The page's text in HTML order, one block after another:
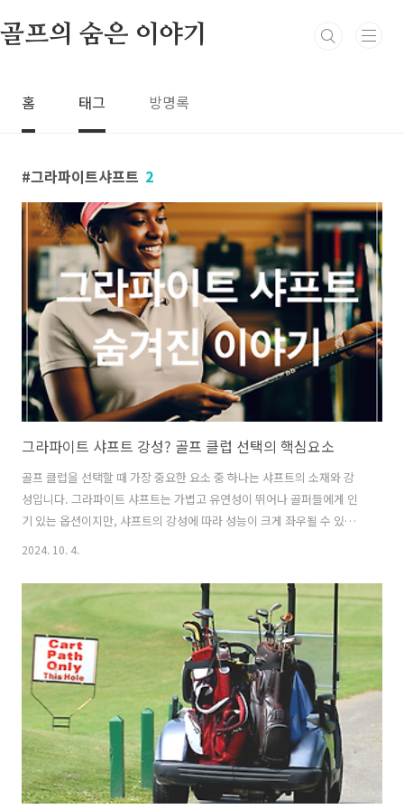
골프의 숨은 이야기
홈 태그 방명록
그라파이트샤프트 2
그라파이트 샤프트 강성? 골프 클럽 선택의 핵심요소
골프 클럽을 선택할 때 가장 중요한 요소 중 하나는 샤프트의 소재와 강
성입니다. 그라파이트 샤프트는 가볍고 유연성이 뛰어나 골퍼들에게 인
기 있는 옵션이지만, 샤프트의 강성에 따라 성능이 크게 좌우될 수 있습
니다. 샤프트의 강성은 스윙의 일관성, 거리, 정확성에 모두 영향을 미치
다. 그라파이트 샤프트의 강성은 골퍼의 스윙 속도, 힘, 스윙 스타일 등
여러 요인에 따라 달라지며, 이를 적절히 선택해야 더 나은 경기 결과를
얻을 수 있습니다. 그라파이트 샤프트의 강성은 주로 '플렉스(flex)'로 구
분되며, 이 플렉스는 골퍼의 스윙 속도와 밀접한 관련이 있습니다. 플렉
스는 일반적으로 L(여성용), A(시니어용), R(레귤러), S(스티프), ..
2024. 10. 4.